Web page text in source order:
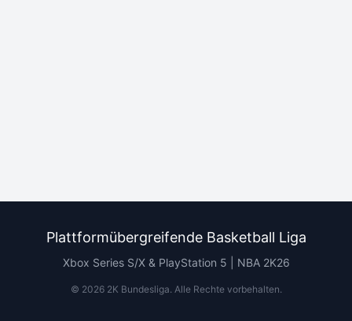
Plattformübergreifende Basketball Liga
Xbox Series S/X & PlayStation 5 | NBA 2K26
© 20262K Bundesliga. Alle Rechte vorbehalten.